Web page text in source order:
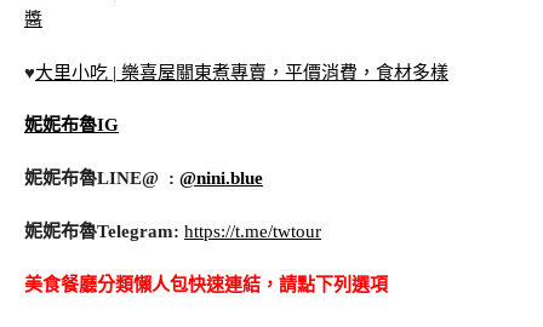
醬
♥大里小吃 | 樂喜屋關東煮專賣，平價消費，食材多樣
妮妮布魯IG
妮妮布魯LINE@ : @nini.blue
妮妮布魯Telegram: https://t.me/twtour
美食餐廳分類懶人包快速連結，請點下列選項